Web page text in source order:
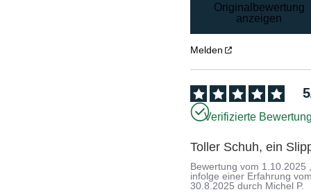
Originalbewertung
anzeigen
Melden
5
Verifizierte
Toller Schuh, ein
Bewertung vom 1.10.2025
infolge einer Erfahrung
30.8.2025 durch Michel P.